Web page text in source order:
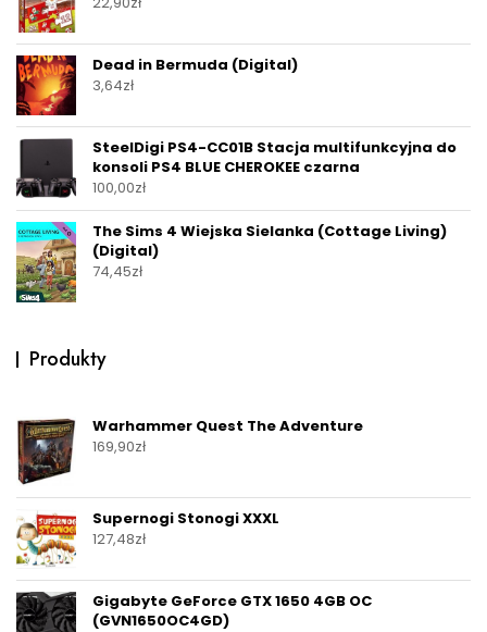
Dead in Bermuda (Digital)
3,64zł
SteelDigi PS4-CC01B Stacja multifunkcyjna do
konsoli PS4 BLUE CHEROKEE czarna
100,00zł
The Sims 4 Wiejska Sielanka (Cottage Living)
(Digital)
74,45zł
Produkty
Warhammer Quest The Adventure
169,90zł
Supernogi Stonogi XXXL
127,48zł
Gigabyte GeForce GTX 1650 4GB OC
(GVN1650OC4GD)